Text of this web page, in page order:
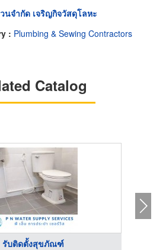
นจำกัด เจริญกิจวัสดุโลหะ
: Plumbing & Sewing Contractors
Catalog
รับติดตั้งสุขภัณฑ์